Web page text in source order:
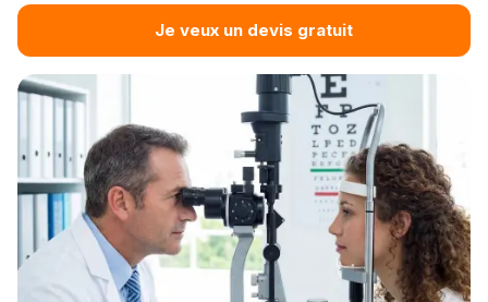
Je veux un devis gratuit